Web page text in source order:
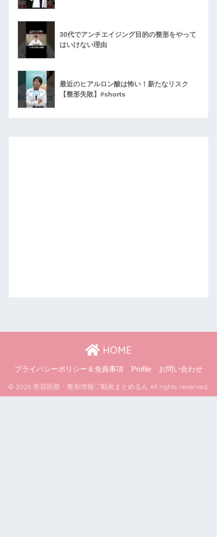
30代でアンチエイジング目的の整形をやって
はいけない理由
最近のヒアルロン酸は怖い！新たなリスク
【整形失敗】#shorts
HOME
プライバシーポリシー＆免責事項 Profile お問い合わせ
© 2026 美容医療・整形情報♡動画まとめるん All rights reserved.